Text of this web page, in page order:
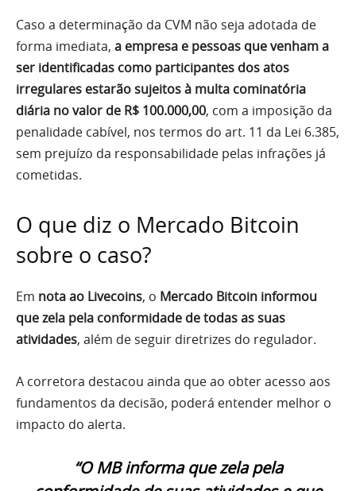
Caso a determinação da CVM não seja adotada de
forma imediata, a empresa e pessoas que venham a
ser identificadas como participantes dos atos
irregulares estarão sujeitos à multa cominatória
diária no valor de R$ 100.000,00, com a imposição da
penalidade cabível, nos termos do art. 11 da Lei 6.385,
sem prejuízo da responsabilidade pelas infrações já
cometidas.
O que diz o Mercado Bitcoin
sobre o caso?
Em nota ao Livecoins, o Mercado Bitcoin informou
que zela pela conformidade de todas as suas
atividades, além de seguir diretrizes do regulador.
A corretora destacou ainda que ao obter acesso aos
fundamentos da decisão, poderá entender melhor o
impacto do alerta.
“O MB informa que zela pela